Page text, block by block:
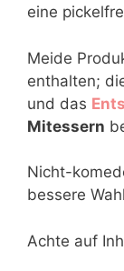
eine
Meide
enthalten;
und das
Mitessern
Nicht-
bessere
Achte auf